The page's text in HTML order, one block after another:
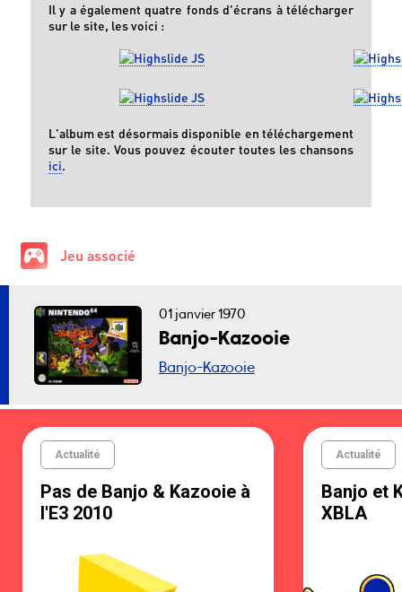
Il y a également quatre fonds d'écrans à télécharger
sur le site, les voici :
L'album est désormais disponible en téléchargement
sur le site. Vous pouvez écouter toutes les chansons
ici.
Jeu associé
01 janvier 1970
Banjo-Kazooie
Banjo-Kazooie
Actualité
Pas de Banjo & Kazooie à
l'E3 2010
Actualité
Banjo et
XBLA